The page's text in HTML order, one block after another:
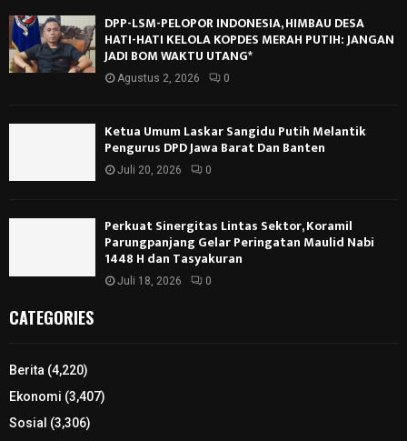
DPP-LSM-PELOPOR INDONESIA, HIMBAU DESA
HATI-HATI KELOLA KOPDES MERAH PUTIH: JANGAN
JADI BOM WAKTU UTANG*
Agustus 2, 2026 0
Ketua Umum Laskar Sangidu Putih Melantik
Pengurus DPD Jawa Barat Dan Banten
Juli 20, 2026 0
Perkuat Sinergitas Lintas Sektor, Koramil
Parungpanjang Gelar Peringatan Maulid Nabi
1448 H dan Tasyakuran
Juli 18, 2026 0
CATEGORIES
Berita (4,220)
Ekonomi (3,407)
Sosial (3,306)